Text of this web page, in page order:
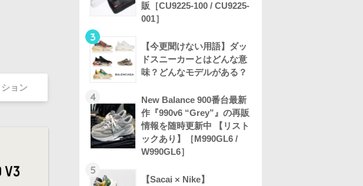
ョン
販［CU9225-100 / CU9225-
001］
3
【今更聞けない用語】ダッ
ドスニーカーとはどんな意
味？どんなモデルがある？
4
New Balance 900番台最新
作『990v6 “Grey”』の再販
情報を随時更新中 【リスト
ックあり】［M990GL6 /
W990GL6］
5
【Sacai × Nike】